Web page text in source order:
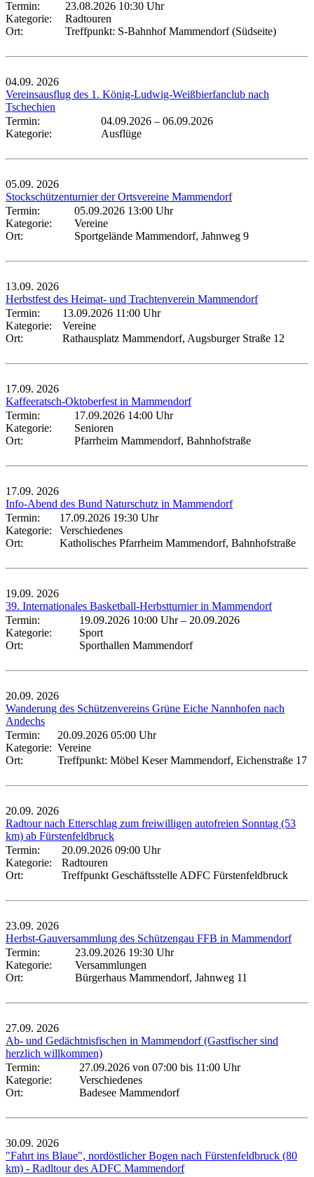
Termin:
23.08.2026 10:30 Uhr
Kategorie:
Radtouren
Ort:
Treffpunkt: S-Bahnhof Mammendorf (Südseite)
04.09. 2026
Vereinsausflug des 1. König-Ludwig-Weißbierfanclub nach
Tschechien
Termin:
04.09.2026 – 06.09.2026
Kategorie:
Ausflüge
05.09. 2026
Stockschützenturnier der Ortsvereine Mammendorf
Termin:
05.09.2026 13:00 Uhr
Kategorie:
Vereine
Ort:
Sportgelände Mammendorf, Jahnweg 9
13.09. 2026
Herbstfest des Heimat- und Trachtenverein Mammendorf
Termin:
13.09.2026 11:00 Uhr
Kategorie:
Vereine
Ort:
Rathausplatz Mammendorf, Augsburger Straße 12
17.09. 2026
Kaffeeratsch-Oktoberfest in Mammendorf
Termin:
17.09.2026 14:00 Uhr
Kategorie:
Senioren
Ort:
Pfarrheim Mammendorf, Bahnhofstraße
17.09. 2026
Info-Abend des Bund Naturschutz in Mammendorf
Termin:
17.09.2026 19:30 Uhr
Kategorie:
Verschiedenes
Ort:
Katholisches Pfarrheim Mammendorf, Bahnhofstraße
19.09. 2026
39. Internationales Basketball-Herbstturnier in Mammendorf
Termin:
19.09.2026 10:00 Uhr– 20.09.2026
Kategorie:
Sport
Ort:
Sporthallen Mammendorf
20.09. 2026
Wanderung des Schützenvereins Grüne Eiche Nannhofen nach
Andechs
Termin:
20.09.2026 05:00 Uhr
Kategorie: Vereine
Ort:
Treffpunkt: Möbel Keser Mammendorf, Eichenstraße 17
20.09. 2026
Radtour nach Etterschlag zum freiwilligen autofreien Sonntag (53
km) ab Fürstenfeldbruck
Termin:
20.09.2026 09:00 Uhr
Kategorie:
Radtouren
Ort:
Treffpunkt Geschäftsstelle ADFC Fürstenfeldbruck
23.09. 2026
Herbst-Gauversammlung des Schützengau FFB in Mammendorf
Termin:
23.09.2026 19:30 Uhr
Kategorie:
Versammlungen
Ort:
Bürgerhaus Mammendorf, Jahnweg 11
27.09. 2026
Ab- und Gedächtnisfischen in Mammendorf (Gastfischer sind
herzlich willkommen)
Termin:
27.09.2026 von 07:00 bis 11:00 Uhr
Kategorie:
Verschiedenes
Ort:
Badesee Mammendorf
30.09. 2026
"Fahrt ins Blaue", nordöstlicher Bogen nach Fürstenfeldbruck (80
km) - Radltour des ADFC Mammendorf